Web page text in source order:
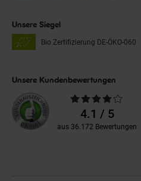
Unsere Siegel
Bio Zertifizierung DE-ÖKO-060
Unsere Kundenbewertungen
Durchschnittliche
Bewertungen4.1 / 5
aus 36.172 Bewertungen